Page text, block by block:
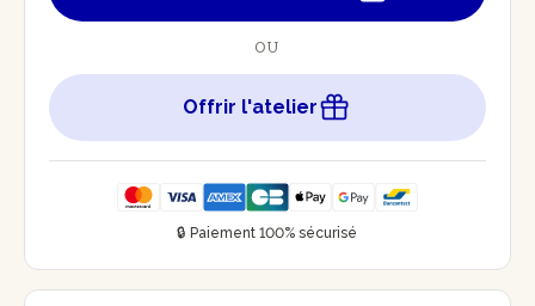
OU
Offrir l'atelier
🔒 Paiement 100% sécurisé